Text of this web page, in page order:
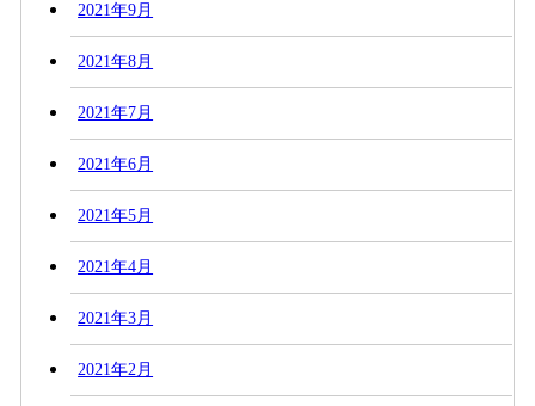
2021年9月
2021年8月
2021年7月
2021年6月
2021年5月
2021年4月
2021年3月
2021年2月